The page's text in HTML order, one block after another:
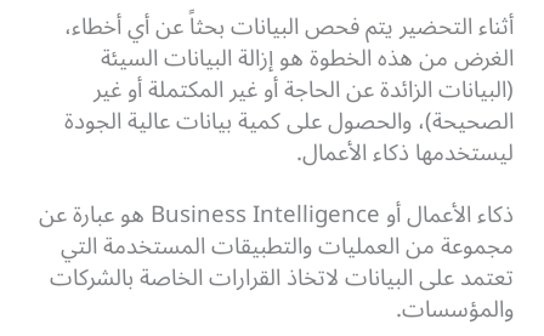
أثناء التحضير يتم فحص البيانات بحثاً عن أي أخطاء،
الغرض من هذه الخطوة هو إزالة البيانات السيئة
(البيانات الزائدة عن الحاجة أو غير المكتملة أو غير
الصحيحة)، والحصول على كمية بيانات عالية الجودة
ليستخدمها ذكاء الأعمال.
ذكاء الأعمال أو Business Intelligence هو عبارة عن
مجموعة من العمليات والتطبيقات المستخدمة التي
تعتمد على البيانات لاتخاذ القرارات الخاصة بالشركات
والمؤسسات.